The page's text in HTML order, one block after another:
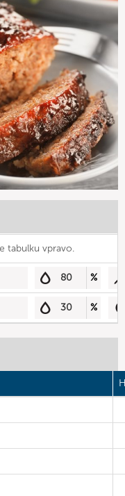
tabulku vpravo.
80 %
30 %